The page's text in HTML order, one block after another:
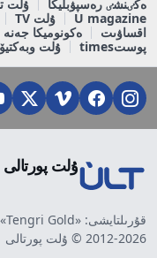
ەكٸنشٸ رەسپۋبليكا
ۇلت
U magazine
ۇلت TV
اقساۋىت
ەكونوميكا
پوستtimes
ۇلت وبەكتيۆ
ۇلت پورتالى
قۇرىلتايشى: «Tengri Gold» جشس
2012-2026 © ۇلت پورتالى